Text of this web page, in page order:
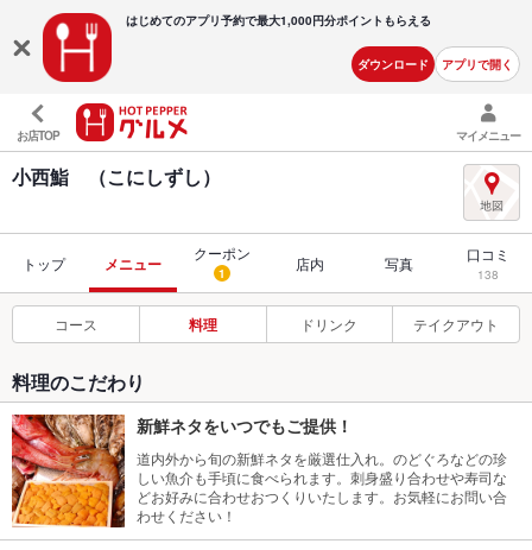
はじめてのアプリ予約で最大1,000円分ポイントもらえる
ダウンロード アプリで開く
お店TOP マイメニュー
小西鮨 （こにしずし）
トップ メニュー
クーポン
1 店内 写真 口コミ
138
コース 料理 ドリンク テイクアウト
料理のこだわり
新鮮ネタをいつでもご提供！
道内外から旬の新鮮ネタを厳選仕入れ。のどぐろなどの珍
しい魚介も手頃に食べられます。刺身盛り合わせや寿司な
どお好みに合わせおつくりいたします。お気軽にお問い合
わせください！